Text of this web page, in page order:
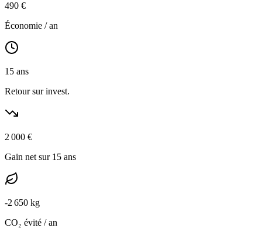
490 €
Économie / an
15 ans
Retour sur invest.
2 000 €
Gain net sur 15 ans
-2 650 kg
CO₂ évité / an